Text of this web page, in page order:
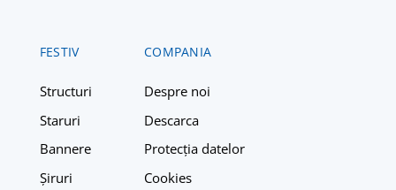
FESTIV
Structuri
Staruri
Bannere
Șiruri
COMPANIA
Despre noi
Descarca
Protecția datelor
Cookies